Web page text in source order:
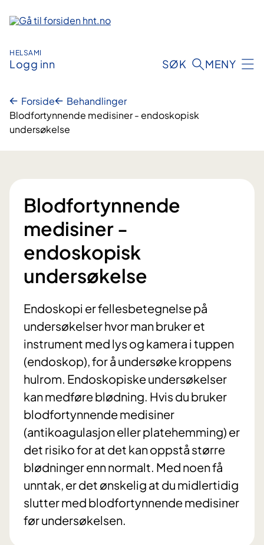
innhold
HELSAMI
Logg inn SØK MENY
Forside
Behandlinger
Blodfortynnende medisiner - endoskopisk
undersøkelse
Blodfortynnende
medisiner -
endoskopisk
undersøkelse
Endoskopi er fellesbetegnelse på
undersøkelser hvor man bruker et
instrument med lys og kamera i tuppen
(endoskop), for å undersøke kroppens
hulrom. Endoskopiske undersøkelser
kan medføre blødning. Hvis du bruker
blodfortynnende medisiner
(antikoagulasjon eller platehemming) er
det risiko for at det kan oppstå større
blødninger enn normalt. Med noen få
unntak, er det ønskelig at du midlertidig
slutter med blodfortynnende medisiner
før undersøkelsen.